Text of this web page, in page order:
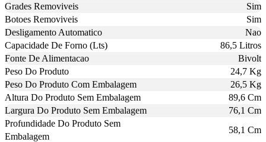
Grades Removiveis
Sim
Botoes Removiveis
Sim
Desligamento Automatico
Nao
Capacidade De Forno (Lts)
86,5 Litros
Fonte De Alimentacao
Bivolt
Peso Do Produto
24,7 Kg
Peso Do Produto Com Embalagem
26,5 Kg
Altura Do Produto Sem Embalagem
89,6 Cm
Largura Do Produto Sem Embalagem
76,1 Cm
Profundidade Do Produto Sem
Embalagem
58,1 Cm